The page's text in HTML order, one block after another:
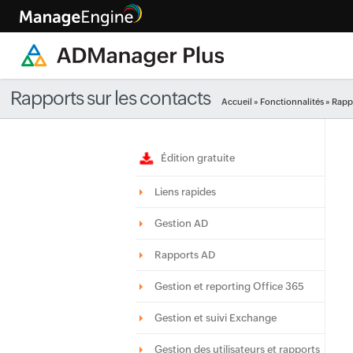
Rapports sur les contacts Accueil » Fonctionnalités»
Édition gratuite
Liens rapides
Gestion AD
Rapports AD
Gestion et reporting Office 365
Gestion et suivi Exchange
Gestion des utilisateurs et rapports